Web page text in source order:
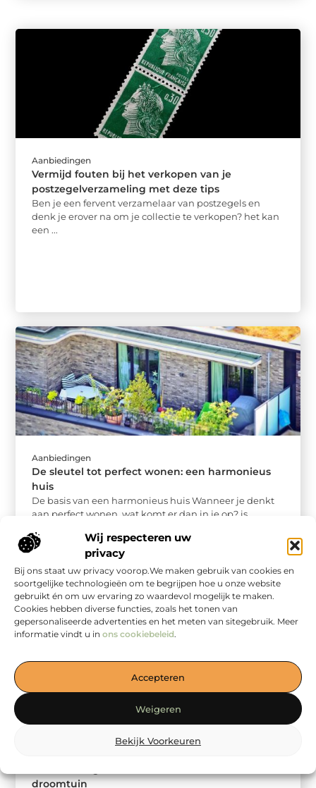
Wij respecteren uw
privacy
Bij ons staat uw privacy voorop.We maken gebruik van cookies en
soortgelijke technologieën om te begrijpen hoe u onze website
gebruikt én om uw ervaring zo waardevol mogelijk te maken.
Cookies hebben diverse functies, zoals het tonen van
gepersonaliseerde advertenties en het meten van sitegebruik. Meer
informatie vindt u in ons cookiebeleid.
Accepteren
Weigeren
Bekijk Voorkeuren
Aanbiedingen
Vermijd fouten bij het verkopen van je
postzegelverzameling met deze tips
Ben je een fervent verzamelaar van postzegels en
denk je erover na om je collectie te verkopen? het kan
een ...
Aanbiedingen
De sleutel tot perfect wonen: een harmonieus
huis
De basis van een harmonieus huis Wanneer je denkt
aan perfect wonen, wat komt er dan in je op? is ...
droomtuin